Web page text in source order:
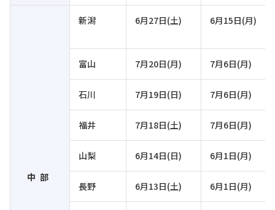
中部
新潟 6月27日(土) 6月15日(月)
富山 7月20日(月) 7月6日(月)
石川 7月19日(日) 7月6日(月)
福井 7月18日(土) 7月6日(月)
山梨 6月14日(日) 6月1日(月)
長野 6月13日(土) 6月1日(月)